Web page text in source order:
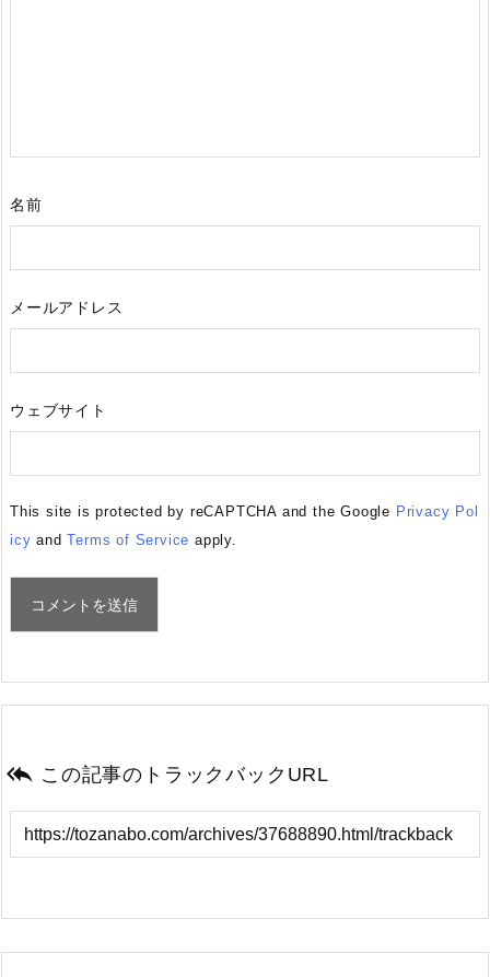
名前
メールアドレス
ウェブサイト
This site is protected by reCAPTCHA and the Google Privacy Pol
icy andTerms of Service apply.
 この記事のトラックバックURL